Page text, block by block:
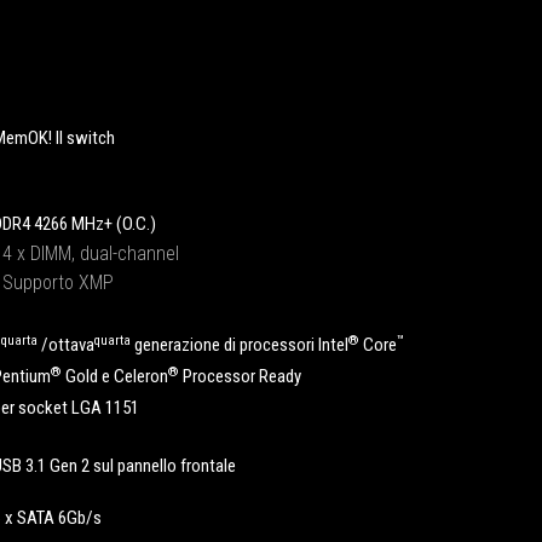
II switch
4266 MHz+ (O.C.)
4 x DIMM, dual-channel
Supporto XMP
quarta /ottavaquarta generazione di processori Intel ® Core™
® Gold e Celeron® Processor Ready
socket LGA 1151
3.1 Gen 2 sul pannello frontale
x SATA 6Gb/s